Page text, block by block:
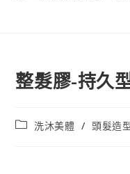
整髮膠-持久
Post洗沐美體 / 頭髮造